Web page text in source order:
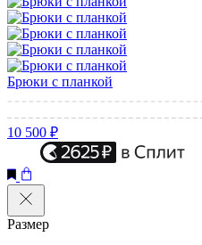
Брюки с планкой
10 500 ₽
Размер